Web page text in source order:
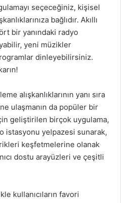
seçeceğiniz, kişisel
bağlıdır. Akıllı
bir yanındaki radyo
yeni müzikler
dinleyebilirsiniz.
alışkanlıklarının yanı sıra
ulaşmanın da popüler bir
geliştirilen birçok uygulama,
istasyonu yelpazesi sunarak,
keşfetmelerine olanak
dostu arayüzleri ve çeşitli
kullanıcıların favori